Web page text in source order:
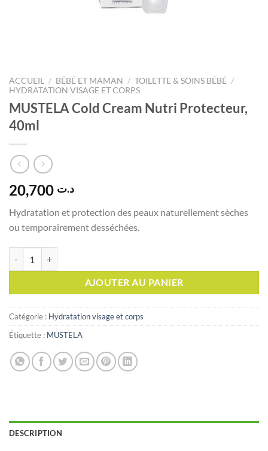
ACCUEIL / BÉBÉ ET MAMAN / TOILETTE & SOINS BÉBÉ /
HYDRATATION VISAGE ET CORPS
MUSTELA Cold Cream Nutri Protecteur,
40ml
د.ت
Hydratation et protection des peaux naturellement sèches
ou temporairement desséchées.
AJOUTER AU PANIER
Catégorie : Hydratation visage et corps
Étiquette : MUSTELA
DESCRIPTION